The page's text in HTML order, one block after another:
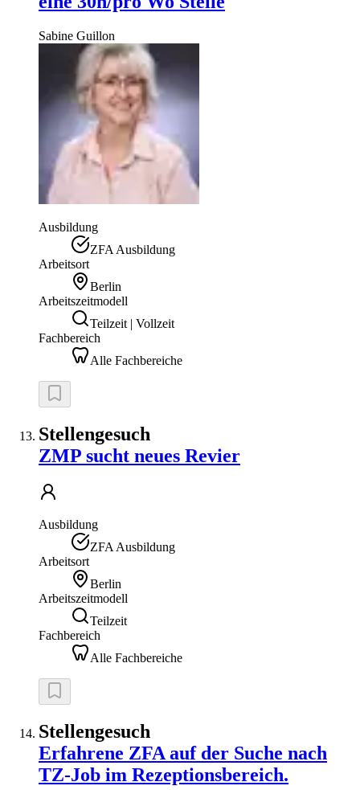
Sabine Guillon
Ausbildung
ZFA Ausbildung
Arbeitsort
Berlin
Arbeitszeitmodell
Teilzeit | Vollzeit
Fachbereich
Alle Fachbereiche
Stellengesuch
ZMP sucht neues Revier
Ausbildung
ZFA Ausbildung
Arbeitsort
Berlin
Arbeitszeitmodell
Teilzeit
Fachbereich
Alle Fachbereiche
Stellengesuch
Erfahrene ZFA auf der Suche nach
TZ-Job im Rezeptionsbereich.